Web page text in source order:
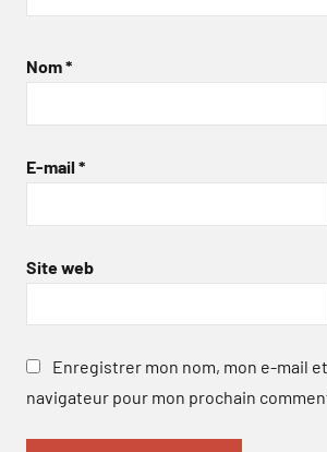
Nom*
E-mail *
Site web
Enregistrer mon nom, mon e-mail
navigateur pour mon prochain